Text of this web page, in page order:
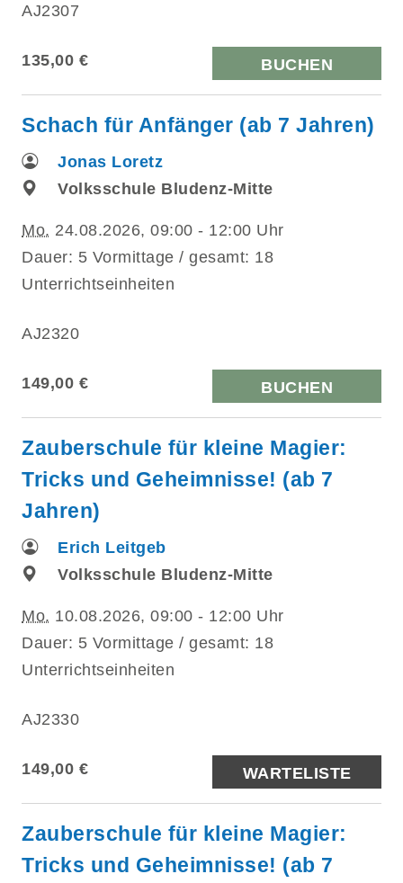
AJ2307
135,00 € BUCHEN
Schach für Anfänger (ab 7 Jahren)
Jonas Loretz
Volksschule Bludenz-Mitte
Mo. 24.08.2026, 09:00 - 12:00 Uhr
Dauer: 5 Vormittage / gesamt: 18
Unterrichtseinheiten
AJ2320
149,00 € BUCHEN
Zauberschule für kleine Magier:
Tricks und Geheimnisse! (ab 7
Jahren)
Erich Leitgeb
Volksschule Bludenz-Mitte
Mo. 10.08.2026, 09:00 - 12:00 Uhr
Dauer: 5 Vormittage / gesamt: 18
Unterrichtseinheiten
AJ2330
149,00 € WARTELISTE
Zauberschule für kleine Magier:
Tricks und Geheimnisse! (ab 7